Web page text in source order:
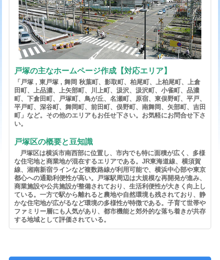
戸塚の主なホームページ作成【対応エリア】
「戸塚 , 東戸塚 , 舞岡 秋葉町、影取町、柏尾町、上柏尾町、上倉
田町、上品濃、上矢部町、川上町、汲沢、汲沢町、小雀町、品濃
町、下倉田町、戸塚町、鳥が丘、名瀬町、原宿、東俣野町、平戸、
平戸町、深谷町、舞岡町、前田町、俣野町、南舞岡、矢部町、吉田
町」など。その他のエリアもお任せ下さい。お気軽にお問合せ下さ
い。
戸塚区の概要と豆知識
戸塚区は横浜市南西部に位置し、市内でも特に面積が広く、多様
な住宅地と商業地が混在するエリアである。JR東海道線、横須賀
線、湘南新宿ラインなど複数路線が利用可能で、横浜中心部や東京
都心への通勤利便性が高い。戸塚駅周辺は大規模な再開発が進み、
商業施設や公共施設が整備されており、生活利便性が大きく向上し
ている。一方で駅から離れると農地や自然環境も残されており、静
かな住宅地が広がるなど環境の多様性が特徴である。子育て世帯や
ファミリー層にも人気があり、都市機能と郊外的な落ち着きが共存
する地域として評価されている。